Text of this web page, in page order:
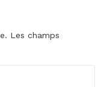
Les champs